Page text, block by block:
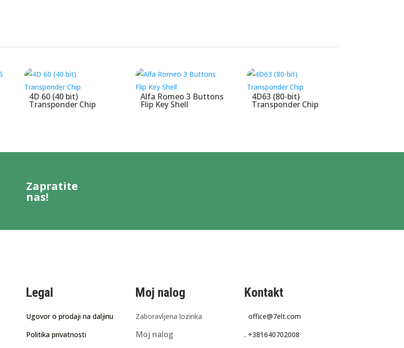
4D 60 (40 bit)
Transponder Chip
Alfa Romeo 3 Buttons
Flip Key Shell
4D63 (80-bit)
Transponder Chip
Zapratite
nas!
Legal
Ugovor o prodaji na daljinu
Politika privatnosti
Moj nalog
Zaboravljena lozinka
Moj nalog
Kontakt
office@7elt.com
. +381640702008